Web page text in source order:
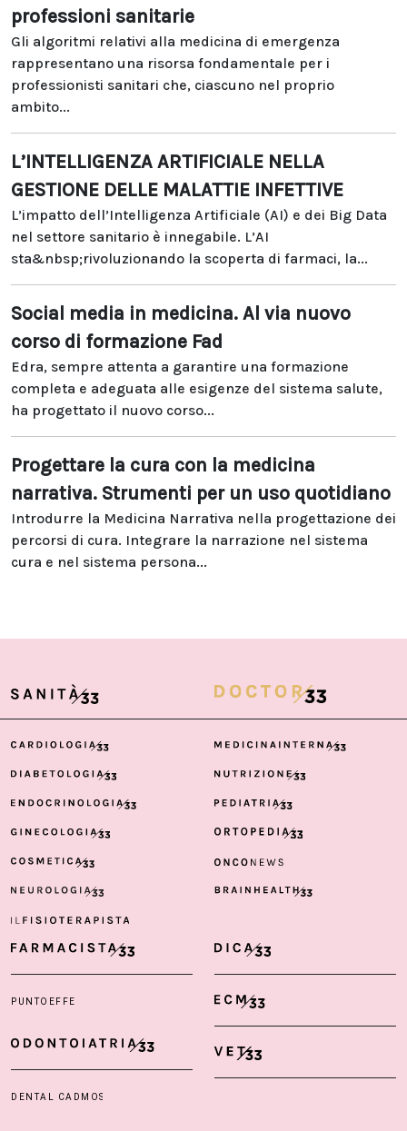
professioni sanitarie
Gli algoritmi relativi alla medicina di emergenza
rappresentano una risorsa fondamentale per i
professionisti sanitari che, ciascuno nel proprio
ambito...
L’INTELLIGENZA ARTIFICIALE NELLA
GESTIONE DELLE MALATTIE INFETTIVE
L’impatto dell’Intelligenza Artificiale (AI) e dei Big Data
nel settore sanitario è innegabile. L’AI
sta&nbsp;rivoluzionando la scoperta di farmaci, la...
Social media in medicina. Al via nuovo
corso di formazione Fad
Edra, sempre attenta a garantire una formazione
completa e adeguata alle esigenze del sistema salute,
ha progettato il nuovo corso...
Progettare la cura con la medicina
narrativa. Strumenti per un uso quotidiano
Introdurre la Medicina Narrativa nella progettazione dei
percorsi di cura. Integrare la narrazione nel sistema
cura e nel sistema persona...